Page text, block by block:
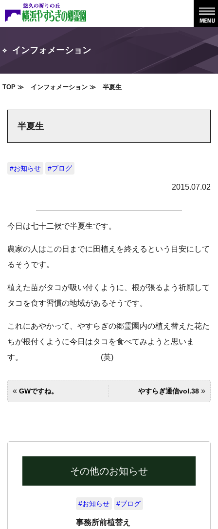
インフォメーション
TOP インフォメーション 半夏生
半夏生
#お知らせ #ブログ
2015.07.02
今日は七十二候で半夏生です。
農家の人はこの日までに田植えを終えるという目安にして
るそうです。
植えた苗がタコが吸い付くように、根が張るよう祈願して
タコを食す習慣の地域があるそうです。
これにあやかって、やすらぎの郷霊園内の植え替えた花た
ちが根付くように今日はタコを食べてみようと思いま
す。 (英)
« GWですね。 やすらぎ通信vol.38 »
その他のお知らせ
#お知らせ #ブログ
事務所前植替え